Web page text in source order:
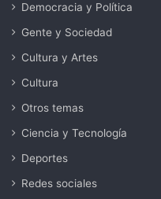
Democracia y Política
Gente y Sociedad
Cultura y Artes
Cultura
Otros temas
Ciencia y Tecnología
Deportes
Redes sociales